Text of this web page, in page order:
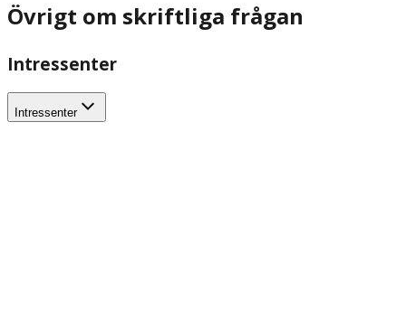
Övrigt om skriftliga frågan
Intressenter
Intressenter